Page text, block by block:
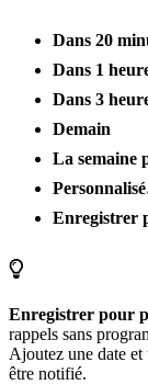
Dans 20
Dans 1
Dans 3
Demain
La semaine
Enregistrer
Enregistrer pour
rappels sans
Ajoutez une date et
être notifié.